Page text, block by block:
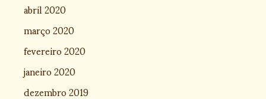
abril 2020
março 2020
fevereiro 2020
janeiro 2020
dezembro 2019